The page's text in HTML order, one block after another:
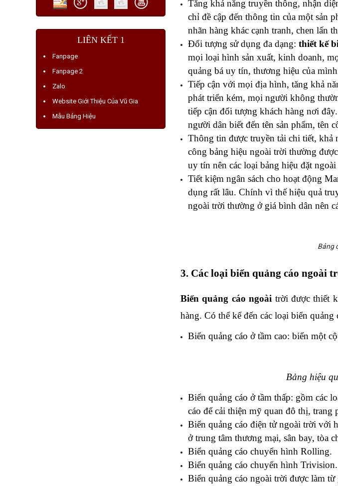
LIÊN KẾT 1
Fanpage
Fanpage 2
Zalo
Website Giới Thiệu Của Vũ Gia
Mẫu Bảng Hiệu
Tăng khả năng truyền thông, nhận
chỉ đề cập đến thông tin của một sản
nhãn hàng khác cạnh tranh, chen lấn
Đối tượng sử dụng đa dạng: thiết kế
mọi loại hình sản xuất, kinh doanh,
quảng bá uy tín, thương hiệu của
Tiếp cận với mọi địa hình, tăng khả
phát triển kém, mọi người không
tiếp cận đối tượng khách hàng nơi
người dân biết đến tên sản phẩm, tên
Thông tin được truyền tải chi tiết, khả
công bảng hiệu ngoài trời thường
uy tín nên các loại bảng hiệu đặt
Tiết kiệm ngân sách cho hoạt động
dụng rất lâu. Chính vì thế hiệu quả
ngoài trời thường ở giá bình dân nên
Bảng
3. Các loại biển quảng cáo ngoài
Biển quảng cáo ngoài trời được thiết
hàng. Có thể kể đến các loại biển
Biển quảng cáo ở tầm cao: biển một
Bảng hiệu
Biển quảng cáo ở tầm thấp: gồm các
cáo để cải thiện mỹ quan đô thị,
Biển quảng cáo điện tử ngoài trời với
ở trung tâm thương mại, sân bay, tòa
Biển quảng cáo chuyển hình Rolling.
Biển quảng cáo chuyển hình Trivision.
Biển quảng cáo ngoài trời được làm từ